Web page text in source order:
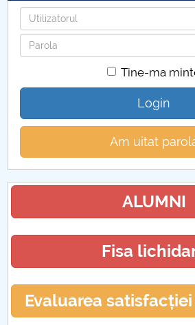
Utilizatorul
Parola
Tine-ma
Login
Am uitat
ALUMNI
Fisa
Evaluarea